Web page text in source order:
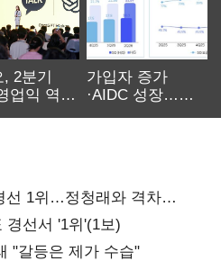
, 2분기
업익 역대
가입자 증가
·AIDC 성장…
선 1위…정청래와 격차
경선서 '1위'(1보)
"갈등은 제가 수습"